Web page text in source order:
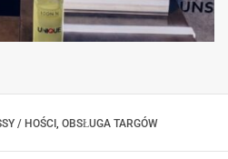
/ HOŚCI, OBSŁUGA TARGÓW